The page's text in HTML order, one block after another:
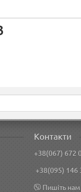
Контакти
+38(067) 672
+38(095) 146
Пишіть